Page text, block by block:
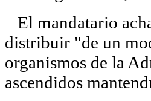
El mandatario
distribuir "de un
organismos de la
ascendidos